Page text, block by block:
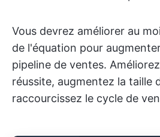
Vous devrez améliorer au
de l'équation pour
pipeline de ventes.
réussite, augmentez la taille
raccourcissez le cycle de